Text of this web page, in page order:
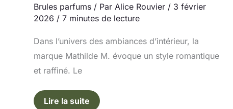
Brules parfums / Par Alice Rouvier / 3 février
2026 / 7 minutes de lecture
Dans l’univers des ambiances d’intérieur, la
marque Mathilde M. évoque un style romantique
et raffiné. Le
Lire la suite